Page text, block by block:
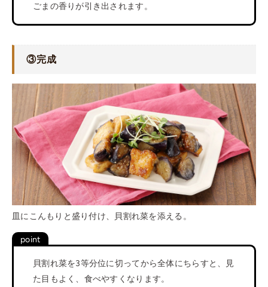
ごまの香りが引き出されます。
③完成
皿にこんもりと盛り付け、貝割れ菜を添える。
貝割れ菜を3等分位に切ってから全体にちらすと、見
た目もよく、食べやすくなります。